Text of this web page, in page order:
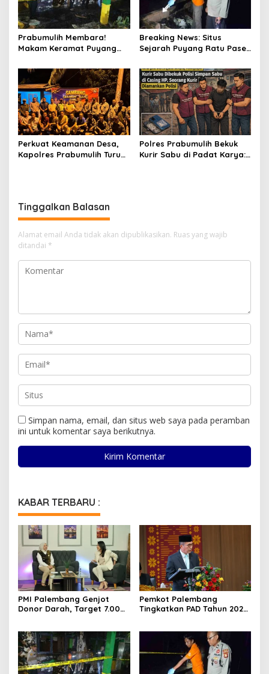
Prabumulih Membara!
Makam Keramat Puyang
Muhammadiyah Terbakar
dalam Semalam
Breaking News: Situs
Sejarah Puyang Ratu Pase
Polisi Pasang Garis Polisi!
Perkuat Keamanan Desa,
Kapolres Prabumulih Turun
Polres Prabumulih Bekuk
Kurir Sabu di Padat Karya:
Tinggalkan Balasan
Alamat email Anda tidak akan dipublikasikan. Ruas yang wajib
ditandai *
Simpan nama, email, dan situs web saya pada peramban
ini untuk komentar saya berikutnya.
KABAR TERBARU :
PMI Palembang Genjot
Donor Darah, Target 7.000
Pemkot Palembang
Tingkatkan PAD Tahun 2026